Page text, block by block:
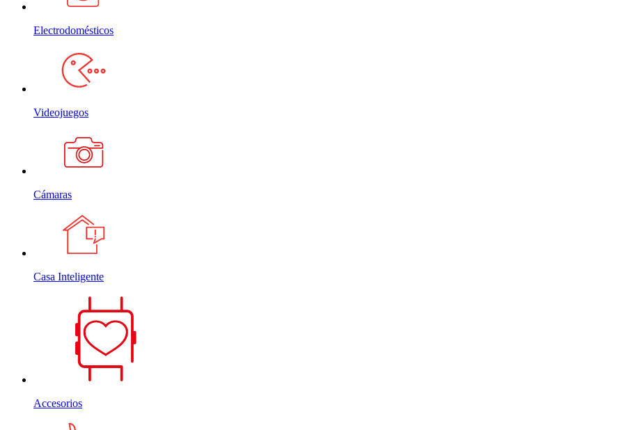
Electrodomésticos
Videojuegos
Cámaras
Casa Inteligente
Accesorios